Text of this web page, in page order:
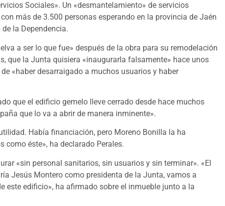
Sociales». Un «desmantelamiento» de servicios
más de 3.500 personas esperando en la provincia de Jaén
la Dependencia.
a ser lo que fue» después de la obra para su remodelación
que la Junta quisiera «inaugurarla falsamente» hace unos
«haber desarraigado a muchos usuarios y haber
que el edificio gemelo lleve cerrado desde hace muchos
que lo va a abrir de manera inminente».
Había financiación, pero Moreno Bonilla la ha
como éste», ha declarado Perales.
«sin personal sanitarios, sin usuarios y sin terminar». «El
Jesús Montero como presidenta de la Junta, vamos a
este edificio», ha afirmado sobre el inmueble junto a la